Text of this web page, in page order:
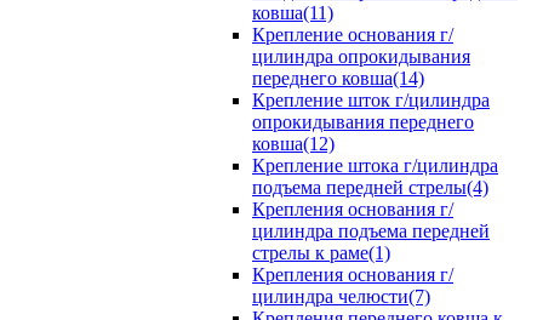
ковша(11)
Крепление основания г/
цилиндра опрокидывания
переднего ковша(14)
Крепление шток г/цилиндра
опрокидывания переднего
ковша(12)
Крепление штока г/цилиндра
подъема передней стрелы(4)
Крепления основания г/
цилиндра подъема передней
стрелы к раме(1)
Крепления основания г/
цилиндра челюсти(7)